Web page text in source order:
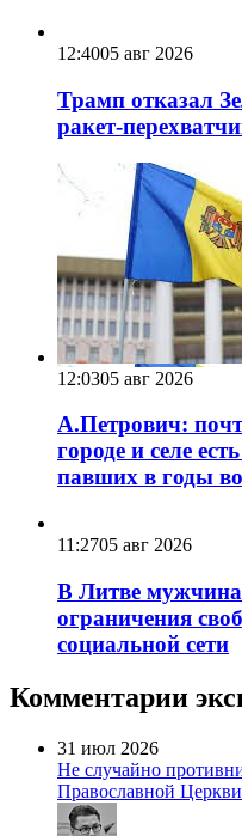
12:4005 авг 2026
Трамп отказал
ракет-
12:0305 авг 2026
А.Петрович:
городе и селе
павших в годы
11:2705 авг 2026
В Литве мужчина
ограничения
социальной сети
Комментарии
31 июл 2026
Не случайно
Православной